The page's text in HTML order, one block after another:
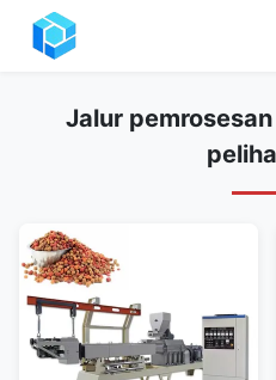
Jalur